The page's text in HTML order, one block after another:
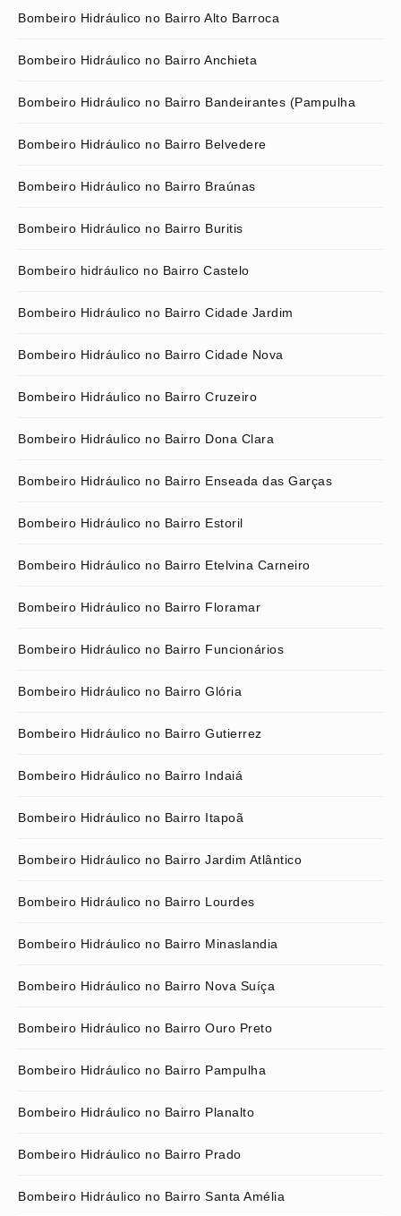
Bombeiro Hidráulico no Bairro Alto Barroca
Bombeiro Hidráulico no Bairro Anchieta
Bombeiro Hidráulico no Bairro Bandeirantes (Pampulha
Bombeiro Hidráulico no Bairro Belvedere
Bombeiro Hidráulico no Bairro Braúnas
Bombeiro Hidráulico no Bairro Buritis
Bombeiro hidráulico no Bairro Castelo
Bombeiro Hidráulico no Bairro Cidade Jardim
Bombeiro Hidráulico no Bairro Cidade Nova
Bombeiro Hidráulico no Bairro Cruzeiro
Bombeiro Hidráulico no Bairro Dona Clara
Bombeiro Hidráulico no Bairro Enseada das Garças
Bombeiro Hidráulico no Bairro Estoril
Bombeiro Hidráulico no Bairro Etelvina Carneiro
Bombeiro Hidráulico no Bairro Floramar
Bombeiro Hidráulico no Bairro Funcionários
Bombeiro Hidráulico no Bairro Glória
Bombeiro Hidráulico no Bairro Gutierrez
Bombeiro Hidráulico no Bairro Indaiá
Bombeiro Hidráulico no Bairro Itapoã
Bombeiro Hidráulico no Bairro Jardim Atlântico
Bombeiro Hidráulico no Bairro Lourdes
Bombeiro Hidráulico no Bairro Minaslandia
Bombeiro Hidráulico no Bairro Nova Suíça
Bombeiro Hidráulico no Bairro Ouro Preto
Bombeiro Hidráulico no Bairro Pampulha
Bombeiro Hidráulico no Bairro Planalto
Bombeiro Hidráulico no Bairro Prado
Bombeiro Hidráulico no Bairro Santa Amélia